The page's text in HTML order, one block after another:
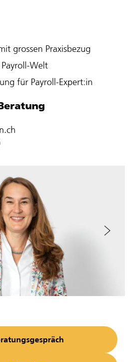
grossen Praxisbezug
Welt
für Payroll-Expert:in​
›